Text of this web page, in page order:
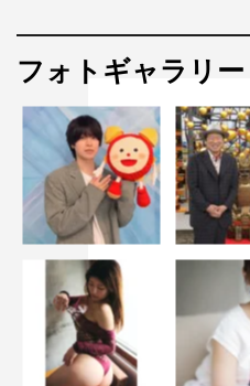
フォトギャラリー